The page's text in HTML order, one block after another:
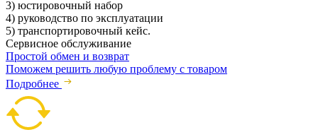
3) юстировочный набор
4) руководство по эксплуатации
5) транспортировочный кейс.
Сервисное обслуживание
Простой обмен и возврат
Поможем решить любую проблему с товаром
Подробнее